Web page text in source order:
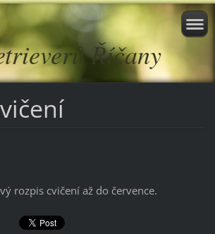
Říčany
rozpis cvičení až do července.